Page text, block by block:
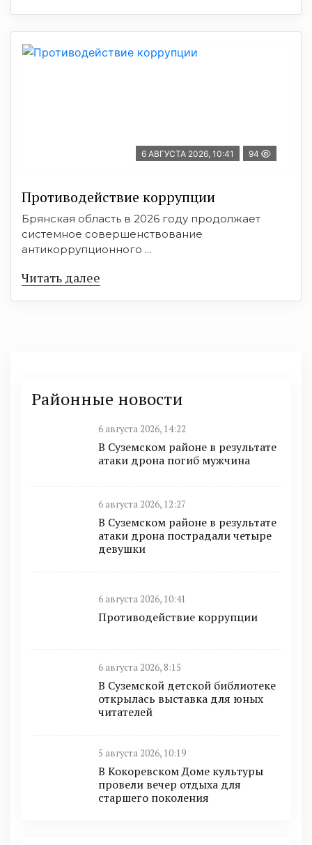
6 АВГУСТА 2026, 10:41 94
Противодействие коррупции
Брянская область в 2026 году продолжает
системное совершенствование
антикоррупционного ...
Читать далее
Районные новости
6 августа 2026, 14:22
В Суземском районе в результате
атаки дрона погиб мужчина
6 августа 2026, 12:27
В Суземском районе в результате
атаки дрона пострадали четыре
девушки
6 августа 2026, 10:41
Противодействие коррупции
6 августа 2026, 8:15
В Суземской детской библиотеке
открылась выставка для юных
читателей
5 августа 2026, 10:19
В Кокоревском Доме культуры
провели вечер отдыха для
старшего поколения